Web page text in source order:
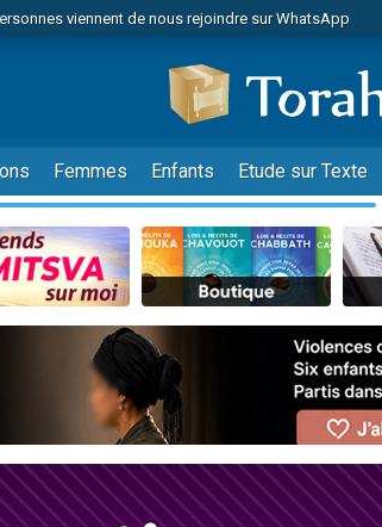
viennent de nous rejoindre sur WhatsApp
4 personnes viennent de faire un don pour Reloger
2 personnes viennent de faire un don pour 1 Journée
viennent de nous rejoindre sur WhatsApp
23 personnes viennent de faire un don pour Diane, 80
vient de donner son Maasser
viennent de nous rejoindre sur WhatsApp
viennent de nous rejoindre sur WhatsApp
3 personnes viennent de faire un don pour 5 jours de
vient de donner son Maasser
personnes viennent de demander une bénédiction
viennent de nous rejoindre sur WhatsApp
Femmes Enfants Etude sur Texte